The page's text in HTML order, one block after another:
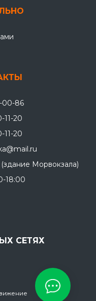
00-86
11-20
11-20
Морвокзала)
18:00
СЕТЯХ